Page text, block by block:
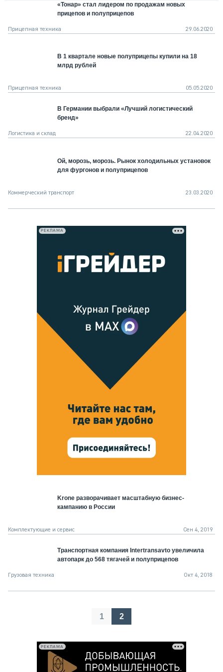
«Тонар» стал лидером по продажам новых
прицепов и полуприцепов
Прицепная техника 29.06.2020
В 1 квартале новые полуприцепы купили на 18
млрд рублей
Прицепная техника 05.05.2020
В Германии выбрали «Лучший логистический
бренд»
Логистика и склад 22.04.2020
Ой, морозь, морозь. Рынок холодильных установок
для фургонов и полуприцепов
Коммерческий транспорт 23.03.2020
РЕКЛАМА
Krone разворачивает масштабную бизнес-
кампанию в России
Комплектующие и сервис Сен 4, 2019
Транспортная компания Intertransavto увеличила
автопарк до 568 тягачей и полуприцепов
Грузовая техника Окт 4, 2018
Пагинация
1 2
РЕКЛАМА